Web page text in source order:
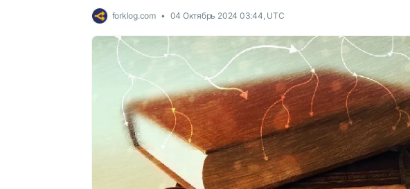
forklog.com 04 Октябрь 2024 03:44, UTC